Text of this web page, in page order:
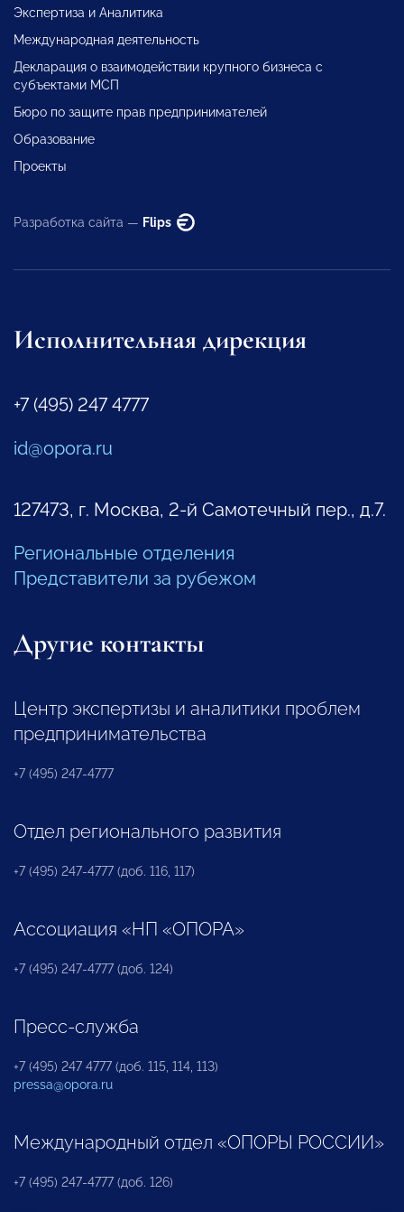
Экспертиза и Аналитика
Международная деятельность
Декларация о взаимодействии крупного бизнеса с
субъектами МСП
Бюро по защите прав предпринимателей
Образование
Проекты
Разработка сайта — Flips
Исполнительная дирекция
+7 (495) 247 4777
id@opora.ru
127473, г. Москва, 2-й Самотечный пер., д.7.
Региональные отделения
Представители за рубежом
Другие контакты
Центр экспертизы и аналитики проблем
предпринимательства
+7 (495) 247-4777
Отдел регионального развития
+7 (495) 247-4777 (доб. 116, 117)
Ассоциация «НП «ОПОРА»
+7 (495) 247-4777 (доб. 124)
Пресс-служба
+7 (495) 247 4777 (доб. 115, 114, 113)
pressa@opora.ru
Международный отдел «ОПОРЫ РОССИИ»
+7 (495) 247-4777 (доб. 126)